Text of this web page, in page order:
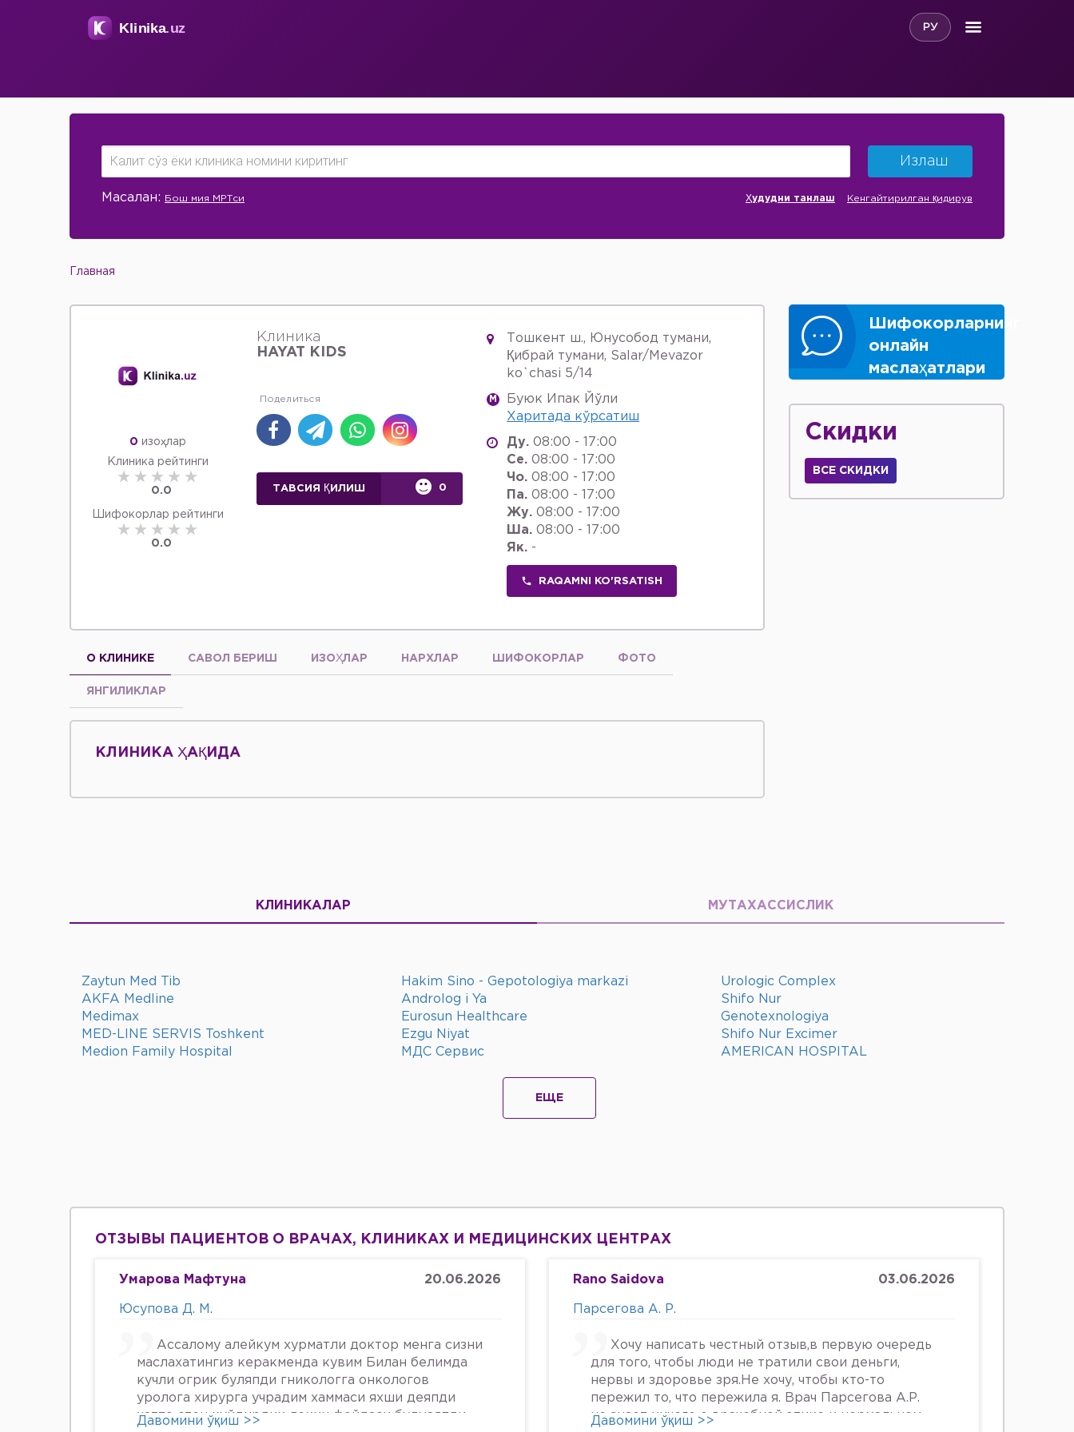
РУ
Излаш
Масалан: Бош мия МРТси Ҳудудни танлаш Кенгайтирилган қидирув
Главная
0 изоҳлар
Клиника рейтинги
0.0
Шифокорлар рейтинги
0.0
Клиника
HAYAT KIDS
ТАВСИЯ ҚИЛИШ 0
Тошкент ш., Юнусобод тумани,
Қибрай тумани, Salar/Mevazor
ko`chasi 5/14
M
Буюк Ипак Йўли
Харитада кўрсатиш
Ду. 08:00 - 17:00
Се. 08:00 - 17:00
Чо. 08:00 - 17:00
Па. 08:00 - 17:00
Жу. 08:00 - 17:00
Ша. 08:00 - 17:00
Як. -
RAQAMNI KO'RSATISH
О КЛИНИКЕ САВОЛ БЕРИШ ИЗОҲЛАР НАРХЛАР ШИФОКОРЛАР ФОТО
ЯНГИЛИКЛАР
КЛИНИКА ҲАҚИДА
Шифокорларнинг
онлайн
маслаҳатлари
Скидки
ВСЕ СКИДКИ
КЛИНИКАЛАР МУТАХАССИСЛИК
Zaytun Med Tib Hakim Sino - Gepotologiya markazi
Urologic Complex
AKFA Medline
Androlog i Ya
Shifo Nur
Medimax
Eurosun Healthcare
Genotexnologiya
MED-LINE SERVIS Toshkent
Ezgu Niyat
Shifo Nur Excimer
Medion Family Hospital
МДС Сервис AMERICAN HOSPITAL
ЕЩЕ
ОТЗЫВЫ ПАЦИЕНТОВ О ВРАЧАХ, КЛИНИКАХ И МЕДИЦИНСКИХ ЦЕНТРАХ
Умарова Мафтуна 20.06.2026
Юсупова Д. М.
Ассалому алейкум хурматли доктор менга сизни
маслахатингиз керакменда кувим Билан белимда
кучли огрик буляпди гникологга онкологов
уролога хирурга учрадим хаммаси яхши деяпди
хатто стен куйдирдик лекин фойдаси булмаяпди
Давомини ўқиш >>
Rano Saidova 03.06.2026
Парсегова А. Р.
Хочу написать честный отзыв,в первую очередь
для того, чтобы люди не тратили свои деньги,
нервы и здоровье зря.Не хочу, чтобы кто-то
пережил то, что пережила я. Врач Парсегова А.Р.
не знает ничего о врачебной этике и нормальном
Давомини ўқиш >>